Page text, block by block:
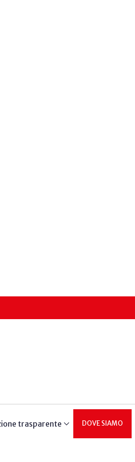
trasparente DOVE SIAMO